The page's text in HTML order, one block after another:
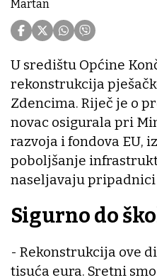
Martan
U središtu Općine
rekonstrukcija
Zdencima. Riječ je o
novac osigurala pri
razvoja i fondova EU,
poboljšanje
naseljavaju
Sigurno do
- Rekonstrukcija ove
tisuća eura. Sretni